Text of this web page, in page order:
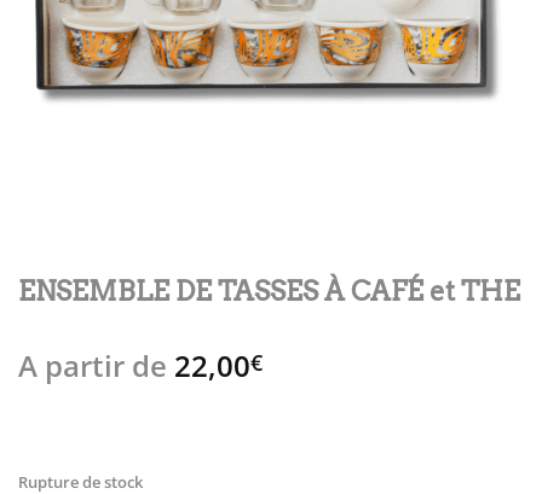
ENSEMBLE DE TASSES À CAFÉ et THE
A partir de 22,00€
Rupture de stock